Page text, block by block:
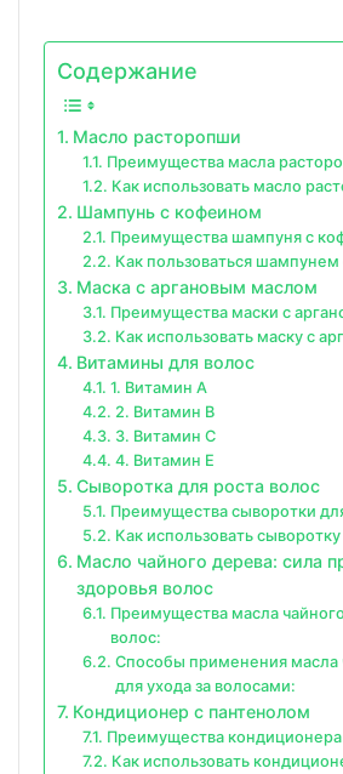
Содержание
Масло расторопши
Преимущества масла
Как использовать масло
Шампунь с кофеином
Преимущества шампуня с
Как пользоваться
Маска с аргановым маслом
Преимущества маски с
Как использовать маску с
Витамины для волос
1. Витамин A
2. Витамин B
3. Витамин C
4. Витамин E
Сыворотка для роста волос
Преимущества сыворотки
Как использовать
Масло чайного дерева: сила
здоровья волос
Преимущества масла
волос:
Способы применения масла
для ухода за волосами:
Кондиционер с пантенолом
Преимущества
Как использовать